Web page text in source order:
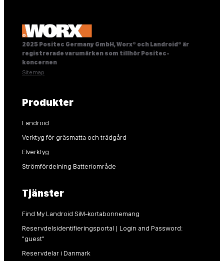
2025 Positec Germany GmbH, Worx® och Landroid® är
registrerade varumärken som tillhör Positec-
koncernen
Sitemap
Produkter
Landroid
Verktyg för gräsmatta och trädgård
Elverktyg
Strömfördelning Batteriområde
Tjänster
Find My Landroid SiM-kortabonnemang
Reservdelsidentifieringsportal | Login and Password:
"guest"
Reservdelar i Danmark